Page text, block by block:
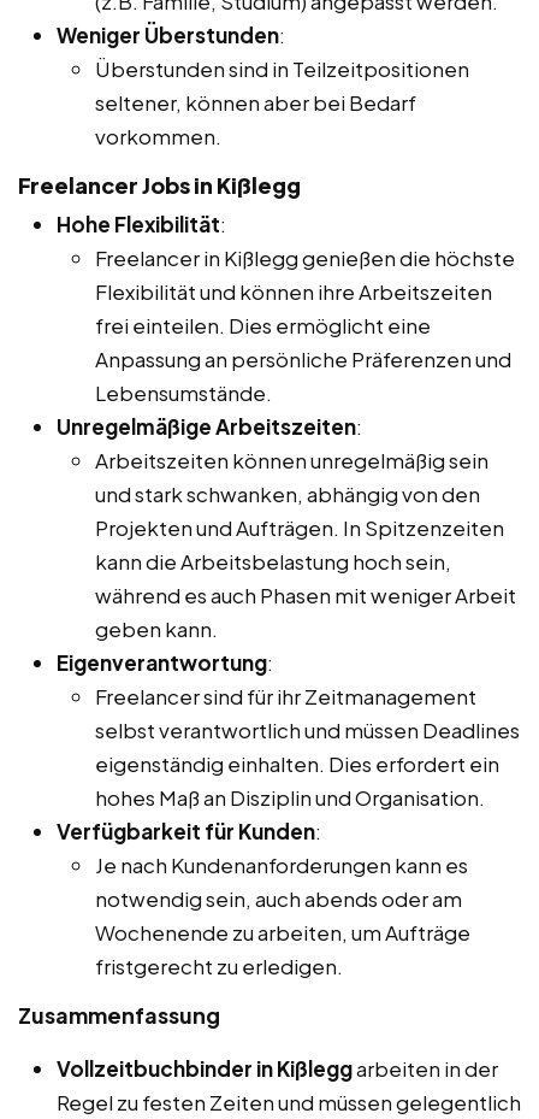
Weniger Überstunden:
Überstunden sind in Teilzeitpositionen
seltener, können aber bei Bedarf
vorkommen.
Freelancer Jobs in Kißlegg
Hohe Flexibilität:
Freelancer in Kißlegg genießen die höchste
Flexibilität und können ihre Arbeitszeiten
frei einteilen. Dies ermöglicht eine
Anpassung an persönliche Präferenzen und
Lebensumstände.
Unregelmäßige Arbeitszeiten:
Arbeitszeiten können unregelmäßig sein
und stark schwanken, abhängig von den
Projekten und Aufträgen. In Spitzenzeiten
kann die Arbeitsbelastung hoch sein,
während es auch Phasen mit weniger Arbeit
geben kann.
Eigenverantwortung:
Freelancer sind für ihr Zeitmanagement
selbst verantwortlich und müssen Deadlines
eigenständig einhalten. Dies erfordert ein
hohes Maß an Disziplin und Organisation.
Verfügbarkeit für Kunden:
Je nach Kundenanforderungen kann es
notwendig sein, auch abends oder am
Wochenende zu arbeiten, um Aufträge
fristgerecht zu erledigen.
Zusammenfassung
Vollzeitbuchbinder in Kißleggarbeiten in der
Regel zu festen Zeiten und müssen gelegentlich